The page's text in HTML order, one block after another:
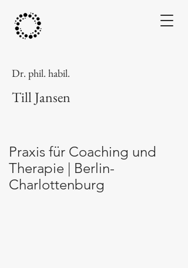
Dr. phil. habil.
Till Jansen
Praxis für Coaching und
Therapie | Berlin-
Charlottenburg